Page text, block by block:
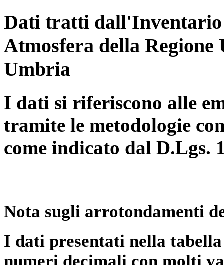
Dati tratti dall'Inventario
Atmosfera della
Umbria
I dati si riferiscono alle
tramite le metodologie
come indicato dal D.Lgs.
Nota sugli arrotondamenti
I dati presentati nella